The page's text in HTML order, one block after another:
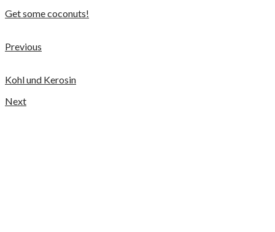
Get some coconuts!
Previous
Kohl und Kerosin
Next